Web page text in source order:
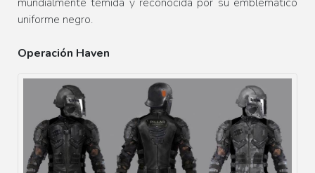
uniforme negro.
Operación Haven